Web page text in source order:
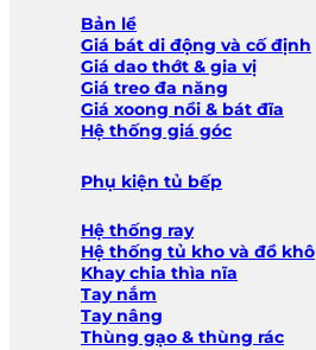
Bản lề
Giá bát di động và cố định
Giá dao thớt & gia vị
Giá treo đa năng
Giá xoong nồi & bát đĩa
Hệ thống giá góc
Phụ kiện tủ bếp
Hệ thống ray
Hệ thống tủ kho và đồ khô
Khay chia thìa nĩa
Tay nắm
Tay nâng
Thùng gạo & thùng rác